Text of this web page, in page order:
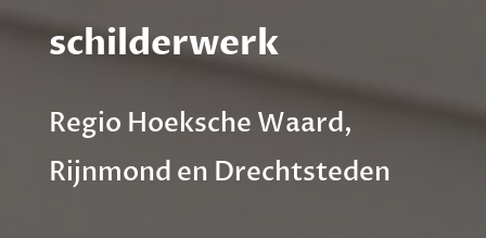
schilderwerk
Regio Hoeksche Waard,
Rijnmond en Drechtsteden